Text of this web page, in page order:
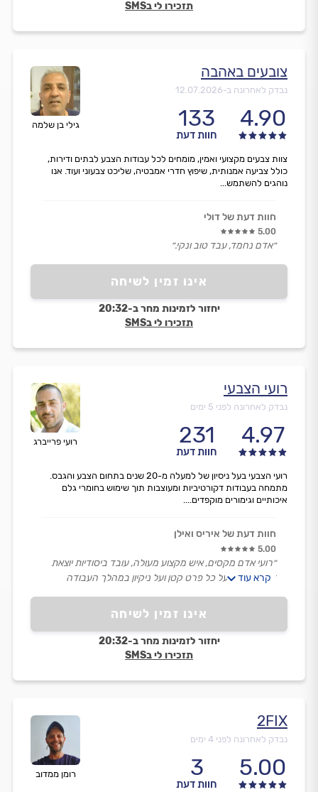
תזכירו לי בSMS
גילי בן שלמה
צובעים באהבה
נבדק לאחרונה ב-12.07.2026
4.90
133
חוות דעת
אינו זמין לשיחה
יחזור לזמינות מחר ב-20:32
תזכירו לי בSMS
צוות צבעים מקצועי ואמין, מומחים לכל עבודות הצבע לבתים ודירות,
כולל צביעה אמנותית, שיפוץ חדרי אמבטיה, שליכט צבעוני ועוד. אנו
נוהגים להשתמש...
חוות דעת של דולי
5.00
״אדם נחמד, עבד טוב ונקי.״
רועי פרייברג
רועי הצבעי
נבדק לאחרונה לפני 5 ימים
4.97
231
חוות דעת
אינו זמין לשיחה
יחזור לזמינות מחר ב-20:32
תזכירו לי בSMS
רועי הצבעי בעל ניסיון של למעלה מ-20 שנים בתחום הצבע והגבס.
מתמחה בעבודות דקורטיביות ומעוצבות תוך שימוש בחומרי גלם
איכותיים וגימורים מוקפדים....
חוות דעת של איריס ואילן
5.00
״רועי אדם מקסים, איש מקצוע מעולה, עובד ביסודיות יוצאת
דופן, מקפיד על כל פרט קטן ועל ניקיון במהלך העבודה
העבודה ואיכותה. רועי בחור הגון, חרוץ ומנוסה נעים הליכות.
אנחנו מאד מרוצים וממליצים עליו בחום.״
קרא עוד
רומן ממדוב
2FIX
נבדק לאחרונה לפני 4 ימים
5.00
3
חוות דעת